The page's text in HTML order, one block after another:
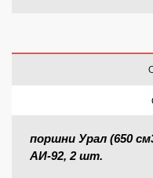
поршни Урал (650
АИ-92, 2 шт.